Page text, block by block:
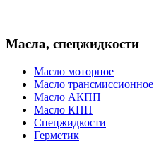
Масла, спецжидкости
Масло моторное
Масло трансмиссионное
Масло АКПП
Масло КПП
Спецжидкости
Герметик